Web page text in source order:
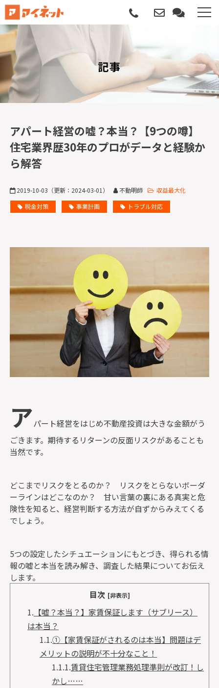
選ばれる理由
導入について
サポートについて
記事
サービス説明動画
記事
アパート経営の嘘？本当？【9つの噂】
住宅業界歴30年のプロがデータと経験か
ら解答
2019-10-03 （更新： 2024-03-01 ） 不動明師
収益最大化
税金対策
事業計画 トラブル対応
アパート経営をはじめ不動産投資は大きな金額がう
ごきます。期待するリターンの反面リスクがあることも
当然です。
どこまでリスクをとるのか？ リスクをとらないボーダ
ーラインはどこなのか？ 甘い言葉の裏にある真実と危
険性を知ると、経営判断する方法が自ずからみえてくる
でしょう。
5つの設定したシチュエーションにもとづき、得られる情
報の嘘と本当を読み解き、調査した結果についてお伝え
します。
目次 [非表示]
1. 【嘘？本当？】家賃保証します（サブリース）
は本当？
1.1.①【家賃保証がされるのは本当】問題はデ
メリットの説明が不十分なこと！
1.1.1.賃貸住宅管理業務処理準則が改訂！し
かし……